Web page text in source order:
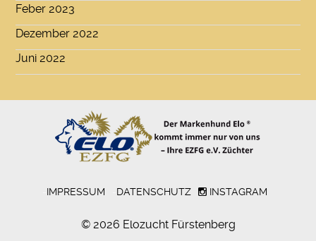
Feber 2023
Dezember 2022
Juni 2022
IMPRESSUM DATENSCHUTZ INSTAGRAM
© 2026 Elozucht Fürstenberg